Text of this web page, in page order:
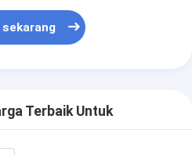
sekarang
Terbaik Untuk